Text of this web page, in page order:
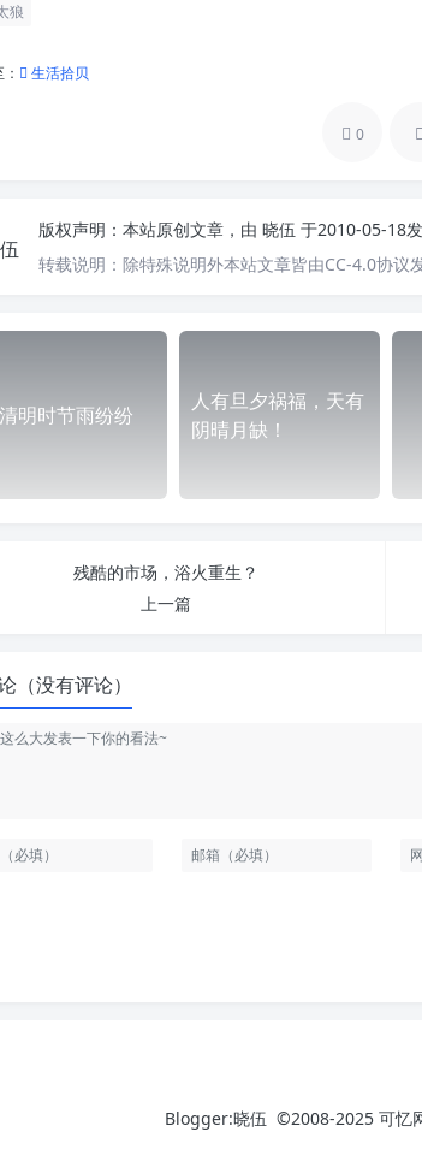
狼
生活拾贝
0
版权声明： 本站原创文章，由 晓伍 于2010-05-18
转载说明： 除特殊说明外本站文章皆由CC-4.0协议
清明时节雨纷纷
人有旦夕祸福，天有
阴晴月缺！
残酷的市场，浴火重生？
上一篇
（没有评论）
Blogger:晓伍 ©2008-2025 可忆